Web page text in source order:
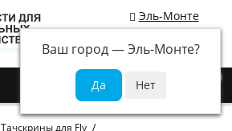
Эль-Монте
Ваш город —Эль-Монте?
Тачскрины для Fly